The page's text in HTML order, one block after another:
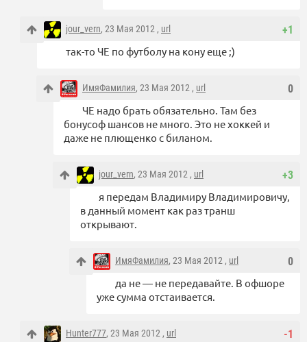
+1
jour_vern, 23 Мая 2012 , url
так-то ЧЕ по футболу на кону еще ;)
0
ИмяФамилия, 23 Мая 2012 , url
ЧЕ надо брать обязательно. Там без
бонусоф шансов не много. Это не хоккей и
даже не плющенко с биланом.
+3
jour_vern, 23 Мая 2012 , url
я передам Владимиру Владимировичу,
в данный момент как раз транш
открывают.
0
ИмяФамилия, 23 Мая 2012 , url
да не — не передавайте. В офшоре
уже сумма отстаивается.
-1
Hunter777, 23 Мая 2012 , url